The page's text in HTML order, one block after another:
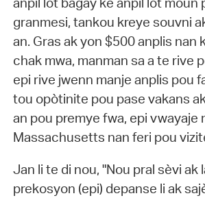
granmesi, tankou kreye souvni
an. Gras ak yon $500 anplis nan
chak mwa, manman sa a te rive
epi rive jwenn manje anplis pou
tou opòtinite pou pase vakans
an pou premye fwa, epi vwayaje
Massachusetts nan feri pou
Jan li te di nou, "Nou pral sèvi ak
prekosyon (epi) depanse li ak